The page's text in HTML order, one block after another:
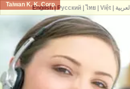
Taiwan K. K. Corp.
English| Русский| ไทย| Việt| العربية